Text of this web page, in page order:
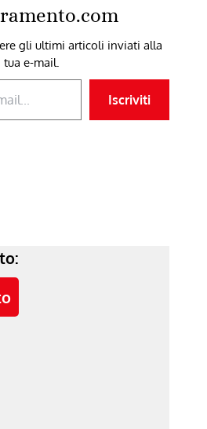
gli ultimi articoli inviati alla
tua e-mail.
Iscriviti